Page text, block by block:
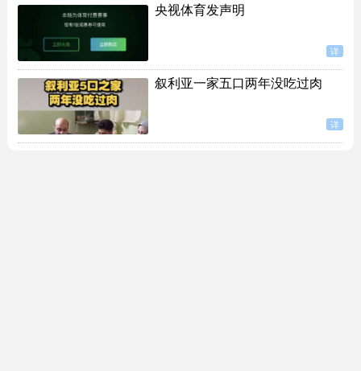
央视体育发声明
详
叙利亚一家五口两年没吃过肉
详